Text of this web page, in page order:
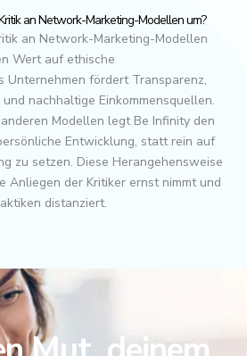
an Network-Marketing-Modellen um?
an Network-Marketing-Modellen
Wert auf ethische
Unternehmen fördert Transparenz,
nachhaltige Einkommensquellen.
Modellen legt Be Infinity den
Entwicklung, statt rein auf
zu setzen. Diese Herangehensweise
Anliegen der Kritiker ernst nimmt und
distanziert.